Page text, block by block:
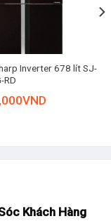
Inverter 678 lít SJ-
RD
VND
Khách Hàng